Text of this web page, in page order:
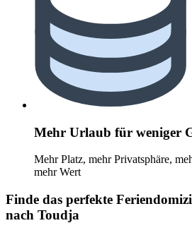
Mehr Urlaub für weniger
Mehr Platz, mehr Privatsphäre,
mehr Wert
Finde das perfekte
nach Toudja